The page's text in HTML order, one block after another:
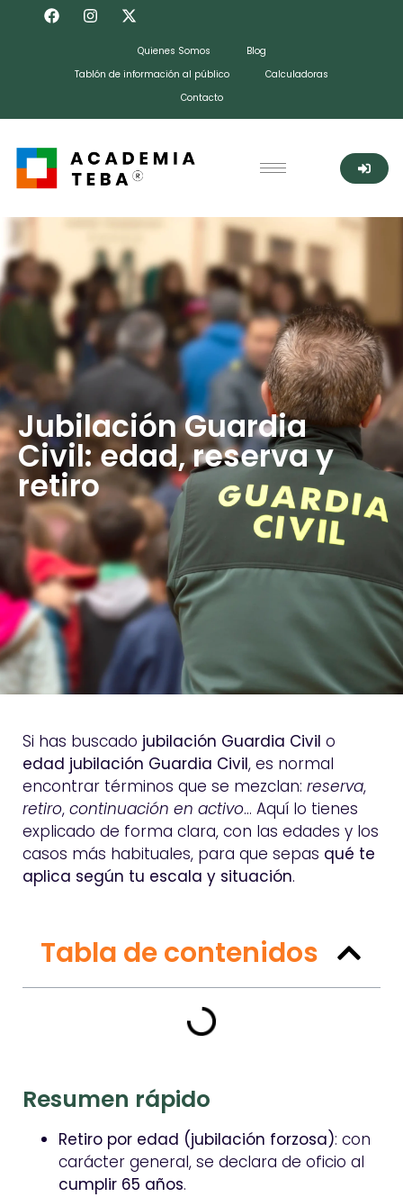
Quienes Somos
Blog
Tablón de información al público
Calculadoras
Contacto
Jubilación Guardia
Civil: edad, reserva y
retiro
Si has buscado jubilación Guardia Civil o
edad jubilación Guardia Civil, es normal
encontrar términos que se mezclan: reserva,
retiro, continuación en activo… Aquí lo tienes
explicado de forma clara, con las edades y los
casos más habituales, para que sepas qué te
aplica según tu escala y situación.
Tabla de contenidos
Resumen rápido
Retiro por edad (jubilación forzosa): con
carácter general, se declara de oficio al
cumplir 65 años.